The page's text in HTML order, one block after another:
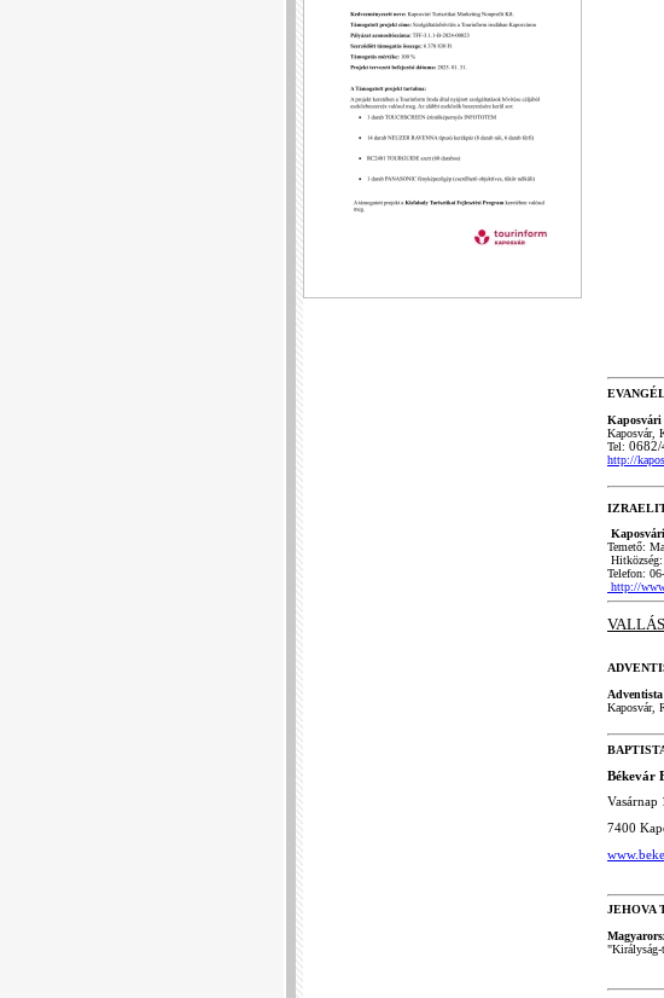
Kaposvári
Kaposvár,
Tel: 0682/
http://
Temető:
Telefon:
http://
Kaposvár,
Békevár
Vasárnap
7400
JEHOVA
"Királyság-